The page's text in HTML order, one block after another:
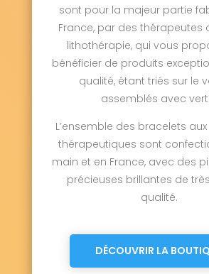
sont pour la majeur partie
France, par des thérapeutes
lithothérapie, qui vous
bénéficier de produits
qualité, étant triés sur le
assemblés avec
L’ensemble des bracelets
thérapeutiques sont
main et en France, avec des
précieuses brillantes de
qualité.
DÉCOUVRIR LA